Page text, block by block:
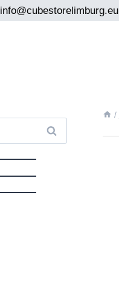
info@cubestorelimburg.eu
/